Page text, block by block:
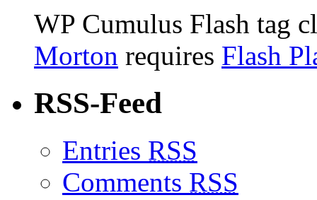
WP Cumulus Flash tag
Morton requires Flash
RSS-Feed
Entries RSS
Comments RSS